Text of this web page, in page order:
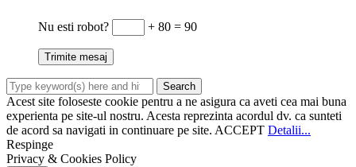
Nu esti robot? + 80 = 90
Acest site foloseste cookie pentru a ne asigura ca aveti cea mai buna
experienta pe site-ul nostru. Acesta reprezinta acordul dv. ca sunteti
de acord sa navigati in continuare pe site. ACCEPT Detalii...
Respinge
Privacy & Cookies Policy